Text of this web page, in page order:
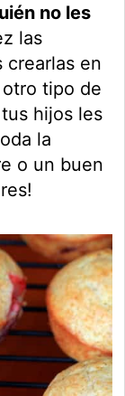
no les
las
crearlas en
tipo de
hijos les
la
o un buen